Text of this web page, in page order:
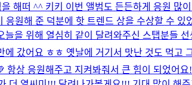
해떠 ^^ 키키 이번 앨범도 든든하게 응원 많
원해 준 덕분에 핫 트렌드 상을 수상할 수 있
을 위해 열심히 같이 달려와주신 스탭분들
갔어요 ㅎㅎ 옛날에 거기서 맛난 것도 먹고
항상 응원해주고 지켜봐줘서 큰 힘이 되었어